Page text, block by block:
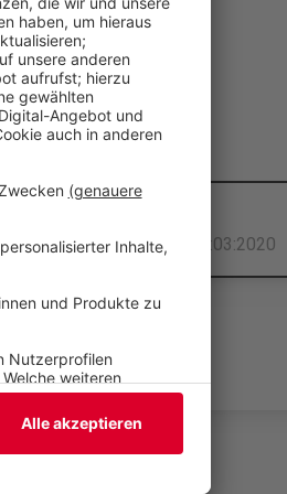
oder Abholung Stand 31:03:2020